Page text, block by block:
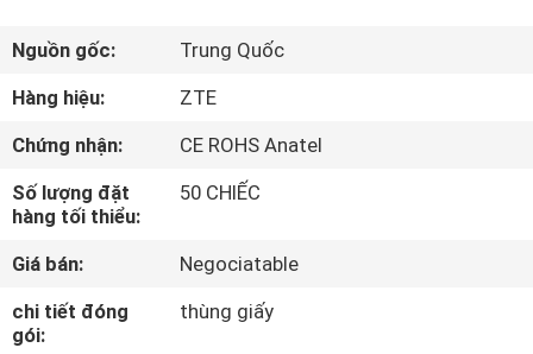
PHẨM
VỀ
TÔI
QUAN
Nguồn gốc:
Trung Quốc
Hàng hiệu:
ZTE
Chứng nhận:
CE ROHS Anatel
Số lượng đặt
hàng tối thiểu:
50 CHIẾC
Giá bán:
Negociatable
chi tiết đóng
gói:
thùng giấy